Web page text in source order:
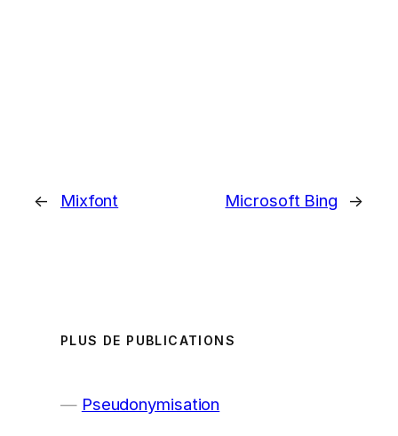
← Mixfont Microsoft Bing →
PLUS DE PUBLICATIONS
Pseudonymisation